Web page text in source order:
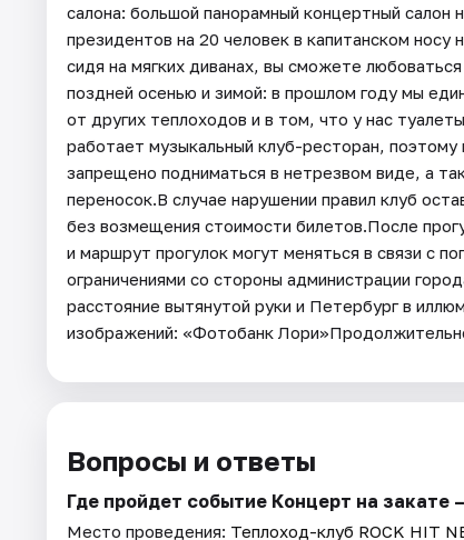
салона: большой панорамный концертный салон
президентов на 20 человек в капитанском
сидя на мягких диванах, вы сможете
поздней осенью и зимой: в прошлом году мы
от других теплоходов и в том, что у нас
работает музыкальный клуб-ресторан,
запрещено подниматься в нетрезвом виде, а
переносок.В случае нарушении правил клуб
без возмещения стоимости билетов.После
и маршрут прогулок могут меняться в связи с
ограничениями со стороны администрации
расстояние вытянутой руки и Петербург в
изображений: «Фотобанк
Вопросы и ответы
Где пройдет событие Концерт на закате
Место проведения: Теплоход-клуб ROCK HIT